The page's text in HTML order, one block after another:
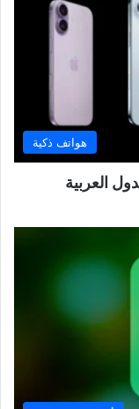
هواتف ذكية